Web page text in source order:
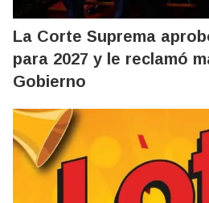
La Corte Suprema
para 2027 y le reclamó
Gobierno